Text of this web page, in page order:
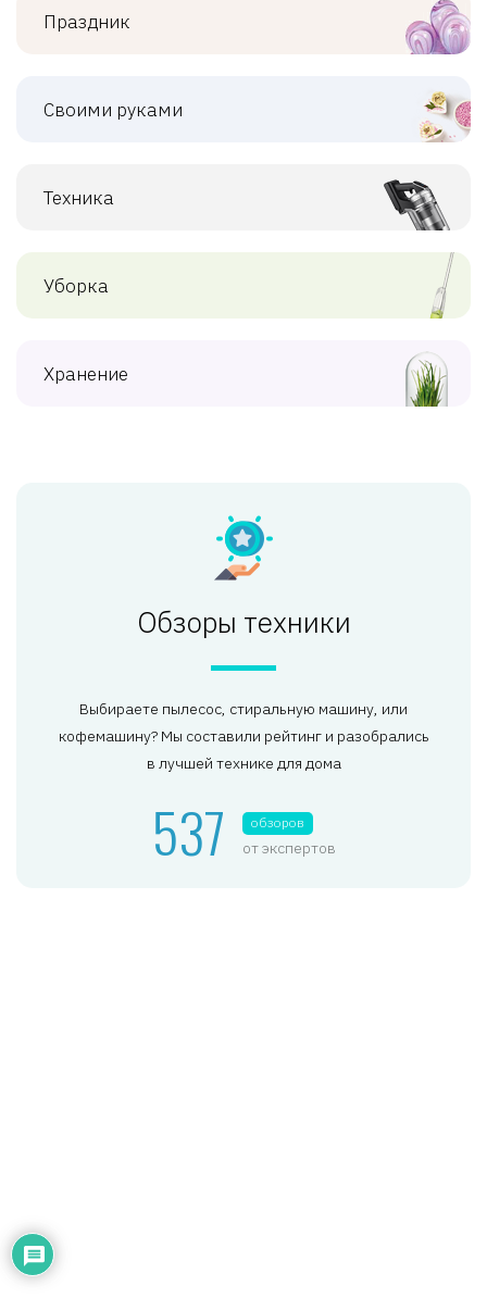
Праздник
Своими руками
Техника
Уборка
Хранение
Обзоры техники
Выбираете пылесос, стиральную машину, или
кофемашину? Мы составили рейтинг и разобрались
в лучшей технике для дома
537 обзоров
от экспертов